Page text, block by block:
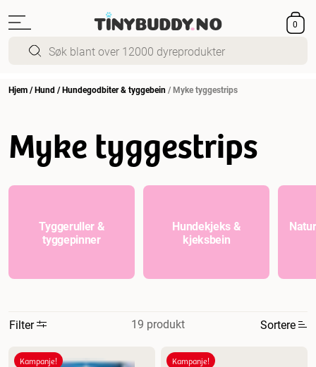
0
Hjem/Hund/Hundegodbiter & tyggebein/Myke tyggestrips
Myke tyggestrips
Tyggeruller &
tyggepinner
Hundekjeks &
kjeksbein
Filter 19 produkt Sortere
Mest relevant
Kampanje! Kampanje!